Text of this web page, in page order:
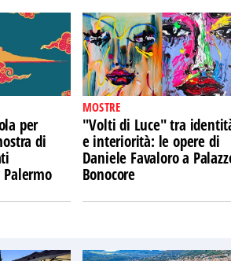
per
di
MOSTRE
"Volti di Luce" tra
e interiorità: le opere di
Daniele Favaloro a
Bonocore